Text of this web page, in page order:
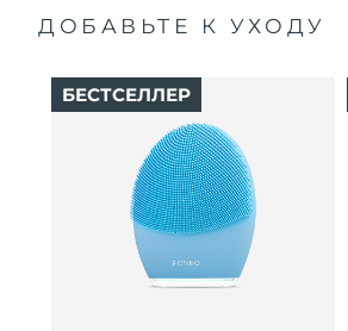
ДОБАВЬТЕ К УХОДУ
БЕСТСЕЛЛЕР